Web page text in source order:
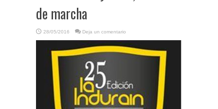
de marcha
28/05/2016 Deja un comentario